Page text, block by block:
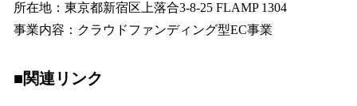
所在地：東京都新宿区上落合3-8-25 FLAMP 1304
事業内容：クラウドファンディング型EC事業
■関連リンク